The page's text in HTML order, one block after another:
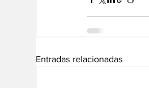
Entradas relacionadas